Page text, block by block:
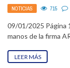
NOTICIAS 715
09/01/2025 Página
manos de la firma
LEER MÁS